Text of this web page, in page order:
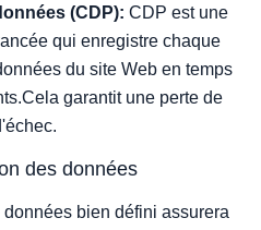
(CDP): CDP est une
qui enregistre chaque
du site Web en temps
garantit une perte de
des données
bien défini assurera